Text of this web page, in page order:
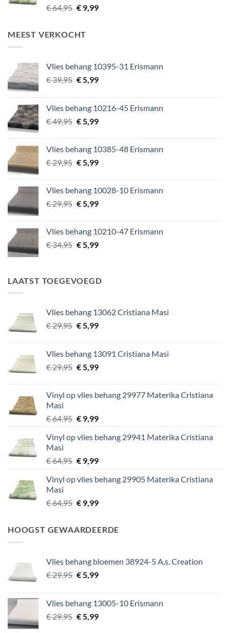
€64,95 Oorspronkelijke
€ 64,95.
€9,99Huidige
MEEST VERKOCHT
Vlies behang 10395-31 Erismann
€39,95 Oorspronkelijke
€ 39,95.
€5,99Huidige
€ 5,99.
Vlies behang 10216-45 Erismann
€49,95 Oorspronkelijke
€ 49,95.
€5,99Huidige
€ 5,99.
Vlies behang 10385-48 Erismann
€29,95 Oorspronkelijke
€ 29,95.
€5,99Huidige
€ 5,99.
Vlies behang 10028-10 Erismann
€29,95 Oorspronkelijke
€ 29,95.
€5,99Huidige
€ 5,99.
Vlies behang 10210-47 Erismann
€34,95 Oorspronkelijke
€ 34,95.
€5,99Huidige
€ 5,99.
LAATST TOEGEVOEGD
Vlies behang 13062 Cristiana Masi
€29,95 Oorspronkelijke
€ 29,95.
€5,99Huidige
€ 5,99.
Vlies behang 13091 Cristiana Masi
€29,95 Oorspronkelijke
€ 29,95.
€5,99Huidige
€ 5,99.
Vinyl op vlies behang 29977 Materika Cristiana
Masi
€64,95 Oorspronkelijke
was:
€9,99Huidige
is:
Vinyl op vlies behang 29941 Materika Cristiana
Masi
€64,95 Oorspronkelijke
was:
€9,99Huidige
is:
Vinyl op vlies behang 29905 Materika Cristiana
Masi
€64,95 Oorspronkelijke
€ 64,95.
€9,99Huidige
€ 9,99.
HOOGST GEWAARDEERDE
Vlies behang bloemen 38924-5 A.s. Creation
€29,95 Oorspronkelijke
€ 29,95.
€5,99Huidige
€ 5,99.
Vlies behang 13005-10 Erismann
€29,95 Oorspronkelijke
€5,99Huidige